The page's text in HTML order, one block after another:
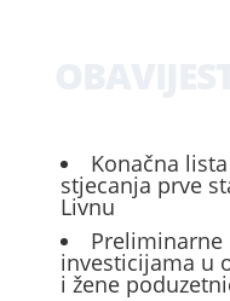
Konačna
stjecanja prve
Livnu
investicijama u
i žene